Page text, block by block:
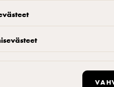
fiiliksellä ja tsempillä.
kerta.